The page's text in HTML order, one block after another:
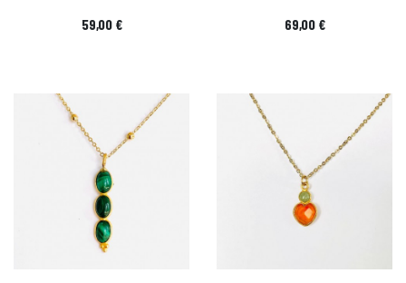
Prix
59,00 € Prix
69,00 €